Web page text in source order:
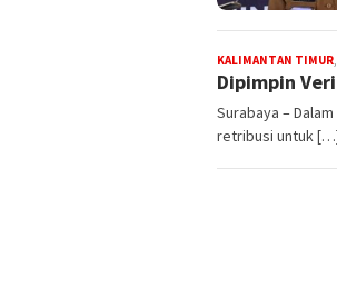
KALIMANTAN TIMUR,
Dipimpin
Surabaya –
retribusi untuk